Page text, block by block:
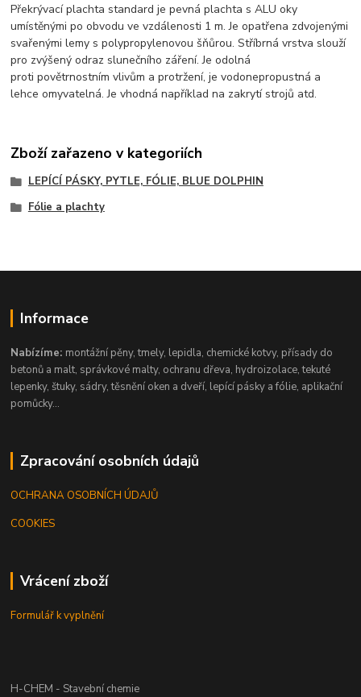
Překrývací plachta standard je pevná plachta s ALU oky
umístěnými po obvodu ve vzdálenosti 1 m. Je opatřena zdvojenými
svařenými lemy s polypropylenovou šňůrou. Stříbrná vrstva slouží
pro zvýšený odraz slunečního záření. Je odolná
proti povětrnostním vlivům a protržení, je vodonepropustná a
lehce omyvatelná. Je vhodná například na zakrytí strojů atd.
Zboží zařazeno v kategoriích
LEPÍCÍ PÁSKY, PYTLE, FÓLIE, BLUE DOLPHIN
Fólie a plachty
Informace
Nabízíme: montážní pěny, tmely, lepidla, chemické kotvy, přísady do
betonů a malt, správkové malty, ochranu dřeva, hydroizolace, tekuté
lepenky, štuky, sádry, těsnění oken a dveří, lepící pásky a fólie, aplikační
pomůcky...
Zpracování osobních údajů
OCHRANA OSOBNÍCH ÚDAJŮ
COOKIES
Vrácení zboží
Formulář k vyplnění
H-CHEM - Stavební chemie